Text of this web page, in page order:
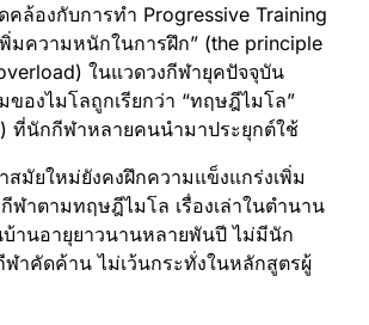
ล้องกับการทำ Progressive Training
มความหนักในการฝึก” (the principle
ในแวดวงกีฬายุคปัจจุบัน
องไมโลถูกเรียกว่า “ทฤษฎีไมโล”
ที่นักกีฬาหลายคนนำมาประยุกต์ใช้
มัยใหม่ยังคงฝึกความแข็งแกร่งเพิ่ม
ฬาตามทฤษฎีไมโล เรื่องเล่าในตำนาน
านอายุยาวนานหลายพันปี ไม่มีนัก
าคัดค้าน ไม่เว้นกระทั่งในหลักสูตรผู้